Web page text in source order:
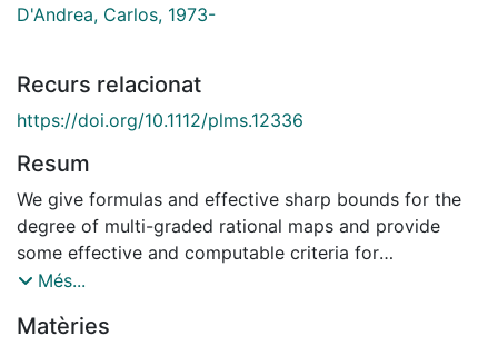
D'Andrea, Carlos, 1973-
Recurs relacionat
https://doi.org/10.1112/plms.12336
Resum
We give formulas and effective sharp bounds for the
degree of multi-graded rational maps and provide
some effective and computable criteria for
birationality in terms of their algebraic and geometric
to the multi-graded setting. Our approach is based on
Més...
Matèries